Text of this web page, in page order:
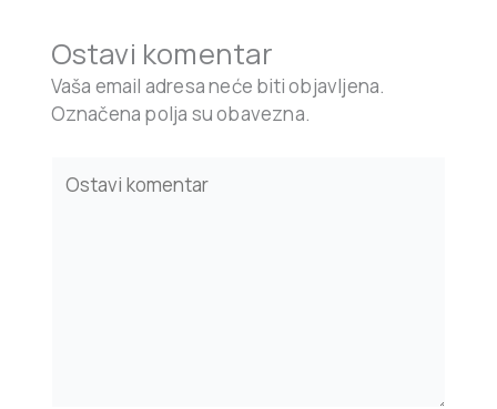
Ostavi komentar
Vaša email adresa neće biti objavljena.
Označena polja su obavezna.
here..